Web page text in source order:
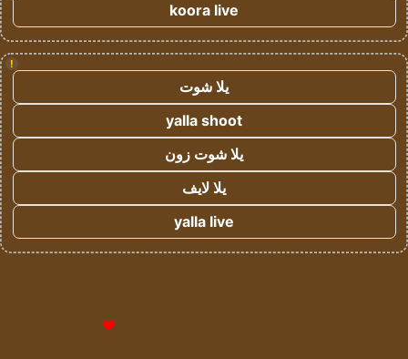
koora live
!
يلا شوت
yalla shoot
يلا شوت زون
يلا لايف
yalla live